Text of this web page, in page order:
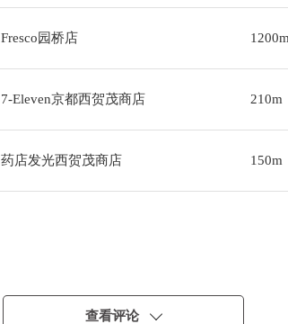
Fresco园桥店
7-Eleven京都西贺茂商店 210m
药店发光西贺茂商店 150m
查看评论